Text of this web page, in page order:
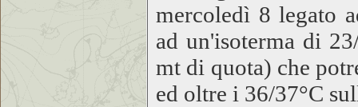
mercoledì 8 legato
ad un'isoterma di
mt di quota) che
ed oltre i 36/37°C